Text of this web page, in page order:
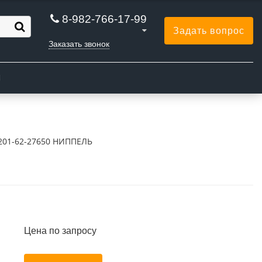
8-982-766-17-99
Заказать звонок
Задать вопрос
62-27650 НИППЕЛЬ
Цена по запросу